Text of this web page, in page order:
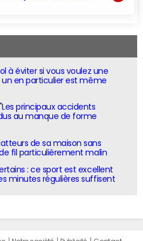
à éviter si vous voulez une
en particulier est même
principaux accidents
au manque de forme
de sa maison sans
fil particulièrement malin
: ce sport est excellent
minutes régulières suffisent